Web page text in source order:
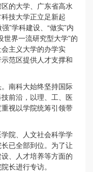
的大学、广东省高水
技大学正立足新起
”学科建设、“做实”内
世界一流研究型大学”的
主义大学的办学实
范区提供人才支撑和
南科大始终坚持国际
前沿，以理、工、医
视以学院统筹引领带
院、人文社会科学学
已全部到位。为了让
、人才培养等方面的
长进行专访。